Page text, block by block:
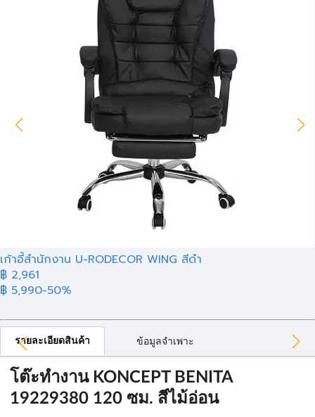
เก้าอี้สำนักงาน U-RODECOR WING สีดำ
฿ 2,961
฿ 5,990-50%
รายละเอียดสินค้า ข้อมูลจำเพาะ
โต๊ะทำงาน KONCEPT BENITA
19229380 120 ซม. สีไม้อ่อน